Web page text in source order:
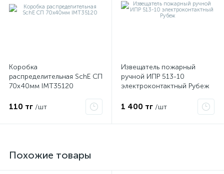
Коробка
распределительная SchE СП
70х40мм IMT35120
110 тг /шт
Извещатель пожарный
ручной ИПР 513-10
электроконтактный Рубеж
1 400 тг /шт
Похожие товары